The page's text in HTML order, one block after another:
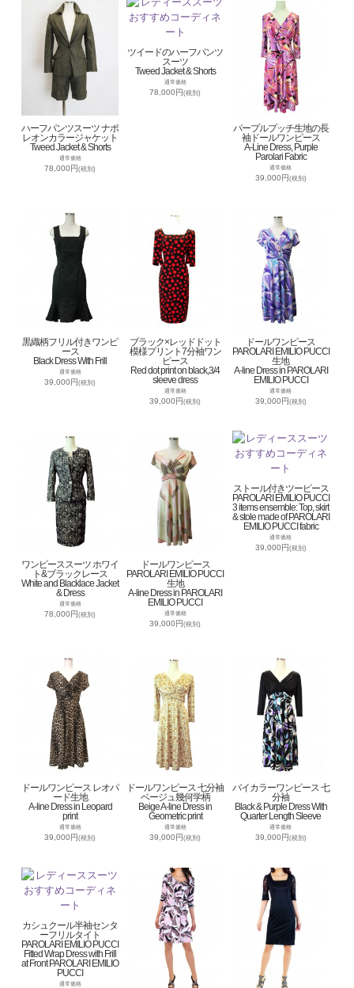
ハーフパンツスーツ ナポ
レオンカラージャケット
Tweed Jacket & Shorts
通常価格
78,000円(税別)
ツイードのハーフパンツ
スーツ
Tweed Jacket & Shorts
通常価格
78,000円(税別)
パープルプッチ生地の長
袖ドールワンピース
A-Line Dress, Purple
Parolari Fabric
通常価格
39,000円(税別)
黒織柄フリル付きワンピ
ース
Black Dress With Frill
通常価格
39,000円(税別)
ブラック×レッドドット
模様プリント7分袖ワン
ピース
Red dot print on black,3/4
sleeve dress
通常価格
39,000円(税別)
ドールワンピース
PAROLARI EMILIO PUCCI
生地
A-line Dress in PAROLARI
EMILIO PUCCI
通常価格
39,000円(税別)
ワンピーススーツ ホワイ
ト&ブラックレース
White and Blacklace Jacket
& Dress
通常価格
78,000円(税別)
ドールワンピース
PAROLARI EMILIO PUCCI
生地
A-line Dress in PAROLARI
EMILIO PUCCI
通常価格
39,000円(税別)
ストール付きツーピース
PAROLARI EMILIO PUCCI
3 items ensemble: Top, skirt
& stole made of PAROLARI
EMILIO PUCCI fabric
通常価格
39,000円(税別)
ドールワンピース レオパ
ード生地
A-line Dress in Leopard
print
通常価格
39,000円(税別)
ドールワンピース 七分袖
ベージュ幾何学柄
Beige A-line Dress in
Geometric print
通常価格
39,000円(税別)
バイカラーワンピース 七
分袖
Black & Purple Dress With
Quarter Length Sleeve
通常価格
39,000円(税別)
カシュクール半袖センタ
ーフリルタイト
PAROLARI EMILIO PUCCI
Fitted Wrap Dress with Frill
at Front PAROLARI EMILIO
PUCCI
通常価格